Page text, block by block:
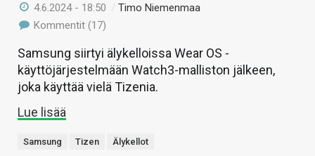
4.6.2024 - 18:50 /Timo Niemenmaa
Kommentit (17)
Samsung siirtyi älykelloissa Wear OS -
käyttöjärjestelmään Watch3-malliston jälkeen,
joka käyttää vielä Tizenia.
Lue lisää
Samsung Tizen Älykellot